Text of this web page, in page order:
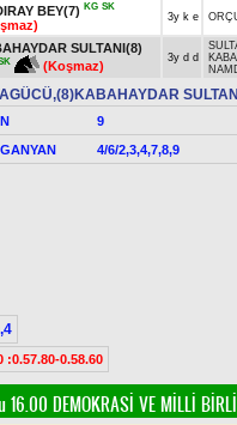
BEY(7) KG SK
3y k e
SULTANI(8)
(Koşmaz)
3y d d
9
4/6/2,3,4,7,8,9
:0.57.80-0.58.60
16.00 DEMOKRASİ VE MİLLİ